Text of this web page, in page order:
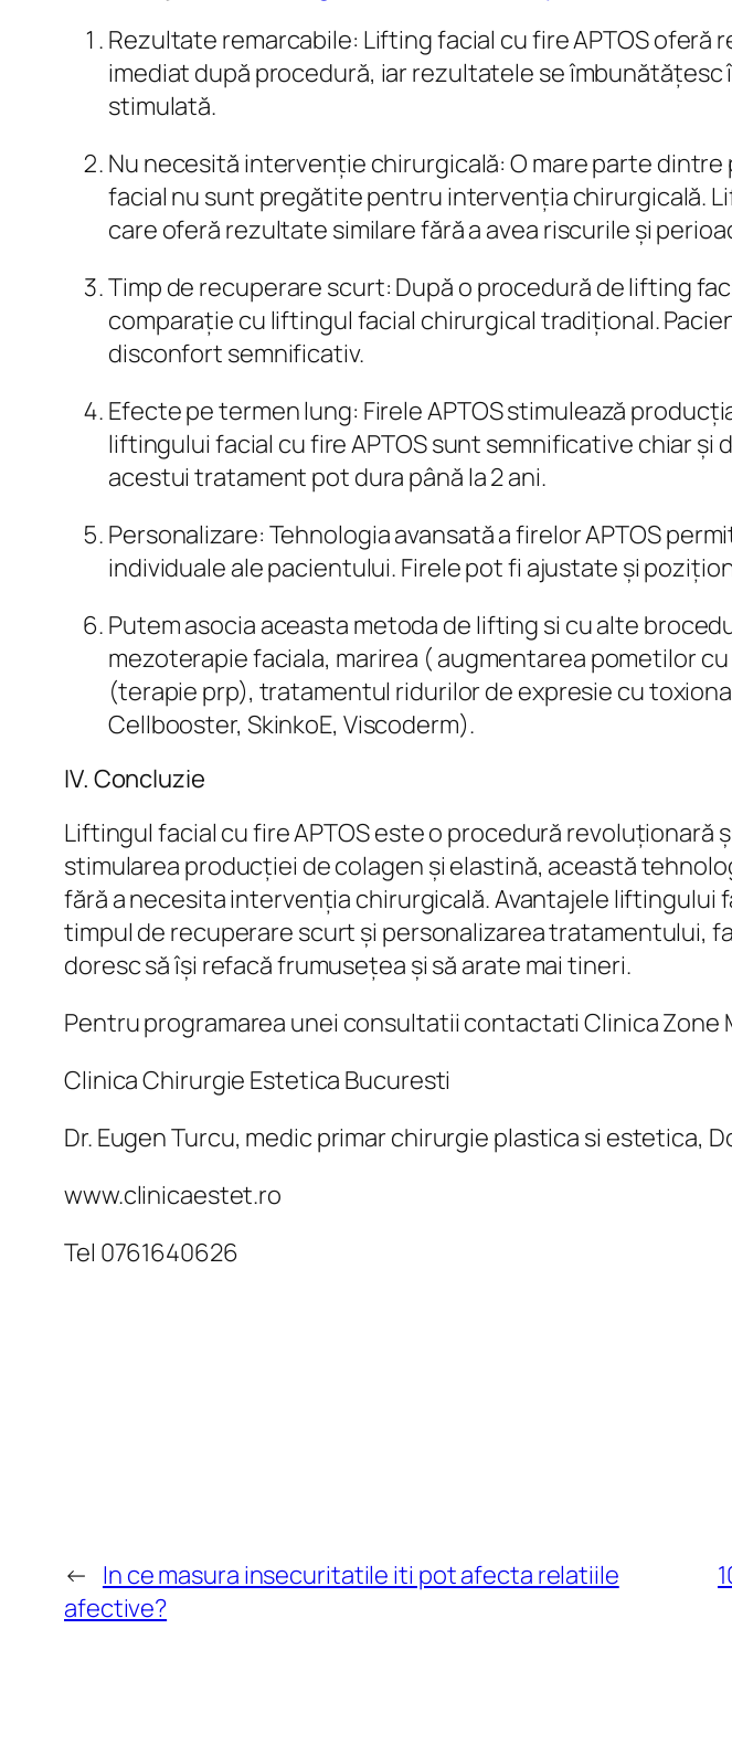
Rezultate remarcabile: Lifting facial cu fire APTOS
imediat după procedură, iar rezultatele se
stimulată.
Nu necesită intervenție chirurgicală: O mare parte
facial nu sunt pregătite pentru intervenția chirurgicală.
care oferă rezultate similare fără a avea riscurile și
Timp de recuperare scurt: După o procedură de lifting
comparație cu liftingul facial chirurgical tradițional.
disconfort semnificativ.
Efecte pe termen lung: Firele APTOS stimulează
liftingului facial cu fire APTOS sunt semnificative chiar
acestui tratament pot dura până la 2 ani.
Personalizare: Tehnologia avansată a firelor APTOS
individuale ale pacientului. Firele pot fi ajustate și
Putem asocia aceasta metoda de lifting si cu alte
mezoterapie faciala, marirea ( augmentarea pometilor
(terapie prp), tratamentul ridurilor de expresie cu
Cellbooster, SkinkoE, Viscoderm).
IV. Concluzie
Liftingul facial cu fire APTOS este o procedură
stimularea producției de colagen și elastină, această
fără a necesita intervenția chirurgicală. Avantajele liftingului
timpul de recuperare scurt și personalizarea tratamentului,
doresc să își refacă frumusețea și să arate mai tineri.
Pentru programarea unei consultatii contactati Clinica Zone
Clinica Chirurgie Estetica Bucuresti
Dr. Eugen Turcu, medic primar chirurgie plastica si estetica,
www.clinicaestet.ro
Tel 0761640626
← In ce masura insecuritatile iti pot afecta relatiile
afective?